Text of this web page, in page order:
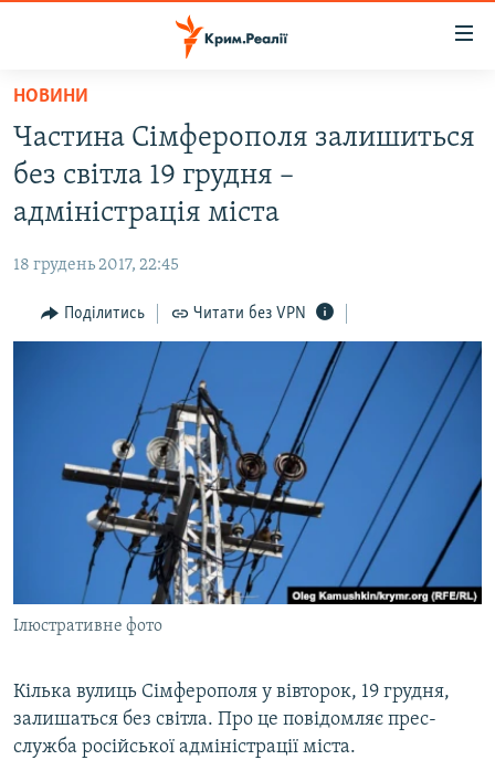
Перейти
основного
матеріалу
Перейти
до
основної
навігації
Перейти
до
ВОДА.КРИМ
ВІДЕО ТА ФОТО
БЛОГИ
ПОГЛЯД
СПЕЦПРОЕКТИ
ДЕПОРТАЦІЯ
ВІДЕОУРОКИ «ELIFBE»
СВІДЧЕННЯ ОКУПАЦІЇ
УКРАЇНСЬКА ПРОБЛЕМА КРИМУ
ІНФОГРАФІКА
ЯК ОБІЙТИ БЛОКУВАННЯ
Русский
Qırımtatar
ДОЛУЧАЙСЯ!
Усі сайти RFE/RL
НОВИНИ
Частина Сімферополя залишиться
без світла 19 грудня –
адміністрація міста
18 грудень 2017, 22:45
Поділитись Читати без VPN
Ілюстративне фото
Кілька вулиць Сімферополя у вівторок, 19 грудня,
залишаться без світла. Про це повідомляє прес-
служба російської адміністрації міста.